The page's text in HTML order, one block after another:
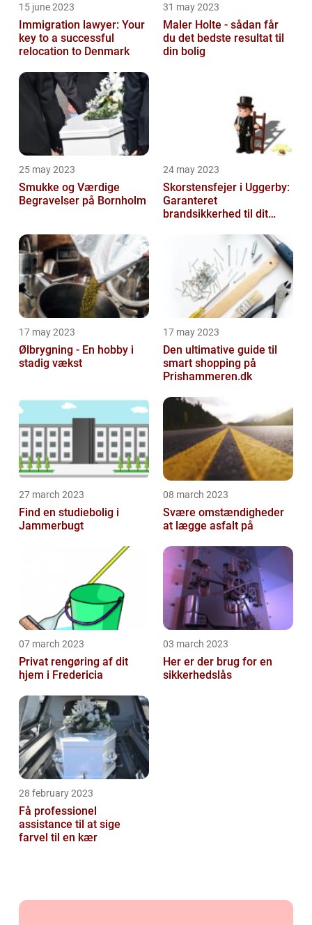
15 june 2023
Immigration lawyer: Your
key to a successful
relocation to Denmark
31 may 2023
Maler Holte - sådan får
du det bedste resultat til
din bolig
25 may 2023
Smukke og Værdige
Begravelser på Bornholm
24 may 2023
Skorstensfejer i Uggerby:
Garanteret
brandsikkerhed til dit
17 may 2023
Ølbrygning - En hobby i
stadig vækst
17 may 2023
Den ultimative guide til
smart shopping på
Prishammeren.dk
27 march 2023
Find en studiebolig i
Jammerbugt
08 march 2023
Svære omstændigheder
at lægge asfalt på
07 march 2023
Privat rengøring af dit
hjem i Fredericia
03 march 2023
Her er der brug for en
sikkerhedslås
28 february 2023
Få professionel
assistance til at sige
farvel til en kær